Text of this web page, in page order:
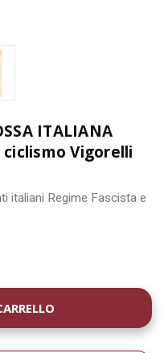
ITALIANA
Vigorelli
italiani Regime Fascista e